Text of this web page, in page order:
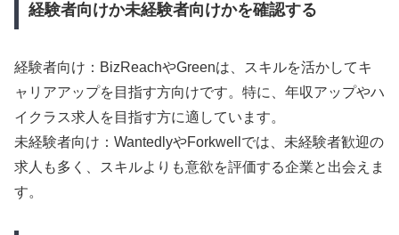
経験者向けか未経験者向けかを確認する
経験者向け：BizReachやGreenは、スキルを活かしてキ
ャリアアップを目指す方向けです。特に、年収アップやハ
イクラス求人を目指す方に適しています。
未経験者向け：WantedlyやForkwellでは、未経験者歓迎の
求人も多く、スキルよりも意欲を評価する企業と出会えま
す。